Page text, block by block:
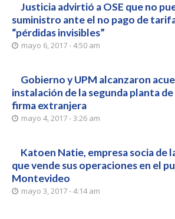
Justicia advirtió a OSE que no
suministro ante el no pago de
“pérdidas invisibles”
mayo 6, 2017 - 4:50 am
Gobierno y UPM alcanzaron
instalación de la segunda planta
firma extranjera
mayo 4, 2017 - 3:26 am
Katoen Natie, empresa socia de
que vende sus operaciones en el
Montevideo
mayo 3, 2017 - 4:14 am